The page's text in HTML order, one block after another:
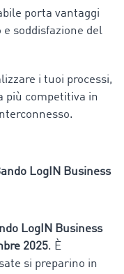
porta vantaggi
soddisfazione del
i tuoi processi,
più competitiva in
LogIN Business
LogIN Business
2025. È
si preparino in